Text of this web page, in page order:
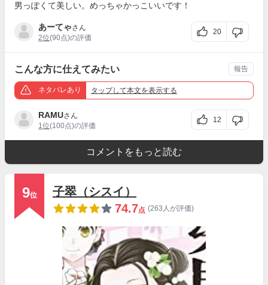
男っぽくて美しい。めっちゃかっこいいです！
あーてゃさん
2位(90点)の評価
20
こんな方に仕えてみたい
ネタバレあり タップして本文を表示する
RAMUさん
1位(100点)の評価
12
報告
コメントをもっと読む
9位
子翠（シスイ）
74.7点 (263人が評価)